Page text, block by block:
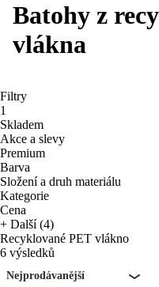
Batohy z
vlákna
Filtry
1
Skladem
Akce a slevy
Premium
Barva
Složení a druh materiálu
Kategorie
Cena
+ Další (4)
Recyklované PET vlákno
6 výsledků
Nejprodávanější